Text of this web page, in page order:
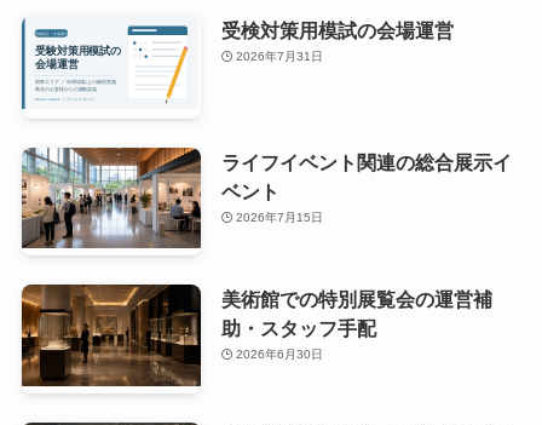
受検対策用模試の会場運営
2026年7月31日
ライフイベント関連の総合展示イ
ベント
2026年7月15日
美術館での特別展覧会の運営補
助・スタッフ手配
2026年6月30日